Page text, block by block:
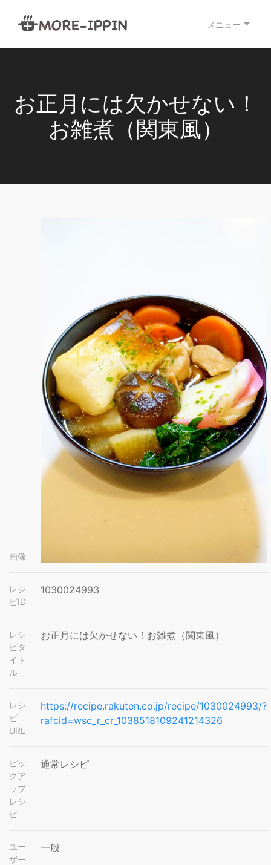
メニュー
お正月には欠かせない！
お雑煮（関東風）
画像
レシ
ピID
1030024993
レシ
ピタ
イト
ル
お正月には欠かせない！お雑煮（関東風）
レシ
ピ
URL
https://recipe.rakuten.co.jp/recipe/1030024993/?
rafcid=wsc_r_cr_1038518109241214326
ピッ
クア
ップ
レシ
ピ
通常レシピ
ユー
ザー
一般